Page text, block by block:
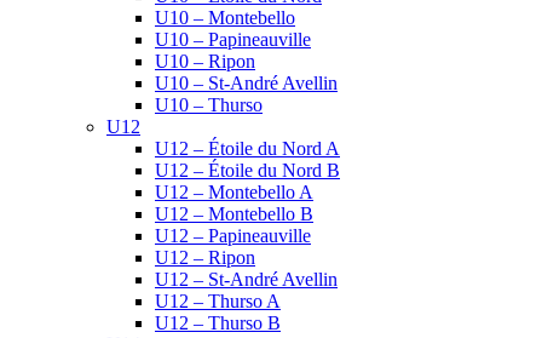
U10 – Montebello
U10 – Papineauville
U10 – Ripon
U10 – St-André Avellin
U10 – Thurso
U12
U12 – Étoile du Nord A
U12 – Étoile du Nord B
U12 – Montebello A
U12 – Montebello B
U12 – Papineauville
U12 – Ripon
U12 – St-André Avellin
U12 – Thurso A
U12 – Thurso B